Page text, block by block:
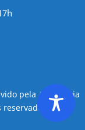
pela Assessoria